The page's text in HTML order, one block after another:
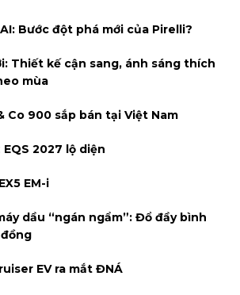
Bước đột phá mới của Pirelli?
Thiết kế cận sang, ánh sáng thích
mùa
Co 900 sắp bán tại Việt Nam
2027 lộ diện
EM-i
dầu “ngán ngẩm”: Đổ đầy bình
EV ra mắt ĐNÁ